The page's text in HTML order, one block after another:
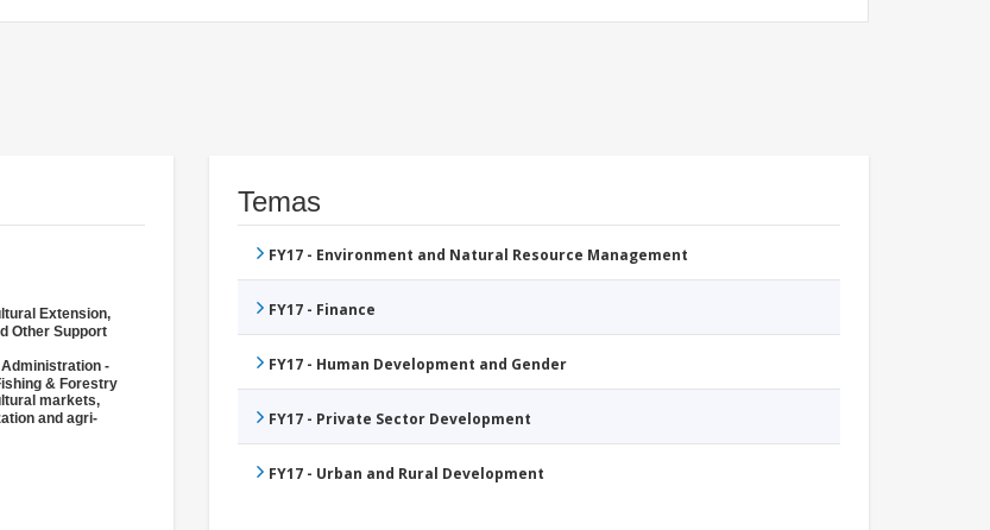
Extension,
Other Support
Administration -
& Forestry
markets,
and agri-
Temas
FY17 - Environment and Natural Resource Management
FY17 - Finance
FY17 - Human Development and Gender
FY17 - Private Sector Development
FY17 - Urban and Rural Development